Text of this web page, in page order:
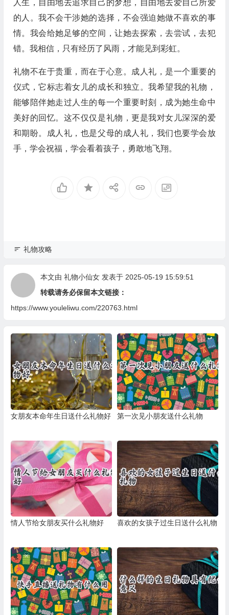
人生，自由地去追求自己的梦想，自由地去爱自己所爱
的人。我不会干涉她的选择，不会强迫她做不喜欢的事
情。我会给她足够的空间，让她去探索，去尝试，去犯
错。我相信，只有经历了风雨，才能见到彩虹。
礼物不在于贵重，而在于心意。成人礼，是一个重要的
仪式，它标志着女儿的成长和独立。我希望我的礼物，
能够陪伴她走过人生的每一个重要时刻，成为她生命中
美好的回忆。这不仅仅是礼物，更是我对女儿深深的爱
和期盼。成人礼，也是父母的成人礼，我们也要学会放
手，学会祝福，学会看着孩子，勇敢地飞翔。
礼物攻略
本文由 礼物小仙女发表于 2025-05-19 15:59:51
转载请务必保留本文链接：
https://www.youleliwu.com/220763.html
女朋友本命年生日送什么礼物好 第一次见小朋友送什么礼物
情人节给女朋友买什么礼物好 喜欢的女孩子过生日送什么礼物